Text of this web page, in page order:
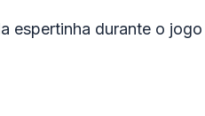
espertinha durante o